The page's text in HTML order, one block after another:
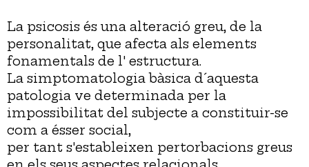
La psicosis és una alteració greu, de la
personalitat, que afecta als elements
fonamentals de l' estructura.
La simptomatologia bàsica d´aquesta
patologia ve determinada per la
impossibilitat del subjecte a constituir-se
com a ésser social,
per tant s'estableixen pertorbacions greus